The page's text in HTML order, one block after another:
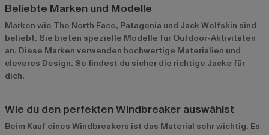
Beliebte Marken und Modelle
Marken wie The North Face, Patagonia und Jack Wolfskin sind
beliebt. Sie bieten spezielle Modelle für Outdoor-Aktivitäten
an. Diese Marken verwenden hochwertige Materialien und
cleveres Design. So findest du sicher die richtige Jacke für
dich.
Wie du den perfekten Windbreaker auswählst
Beim Kauf eines Windbreakers ist das Material sehr wichtig. Es